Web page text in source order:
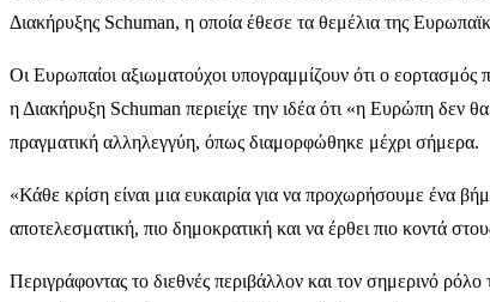
Διακήρυξης Schuman, η οποία έθεσε τα θεμέλια της
Οι Ευρωπαίοι αξιωματούχοι υπογραμμίζουν ότι ο
η Διακήρυξη Schuman περιείχε την ιδέα ότι «η Ευρώπη δεν
πραγματική αλληλεγγύη, όπως διαμορφώθηκε μέχρι σήμερα.
«Κάθε κρίση είναι μια ευκαιρία για να προχωρήσουμε ένα
αποτελεσματική, πιο δημοκρατική και να έρθει πιο κοντά
Περιγράφοντας το διεθνές περιβάλλον και τον σημερινό